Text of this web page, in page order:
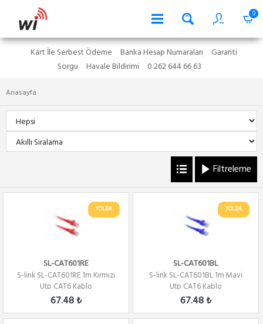
0
Kart İle Serbest Ödeme Banka Hesap Numaraları
Garanti
Sorgu
Havale Bildirimi 0 262 644 66 63
Anasayfa
Filtreleme
YOLDA
SL-CAT601RE
S-link SL-CAT601RE 1m Kırmızı
Utp CAT6 Kablo
67.48 ₺
YOLDA
SL-CAT601BL
S-link SL-CAT601BL 1m Mavi
Utp CAT6 Kablo
67.48 ₺